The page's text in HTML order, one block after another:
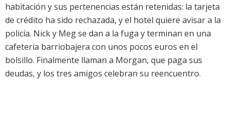
habitación y sus pertenencias están retenidas: la tarjeta
de crédito ha sido rechazada, y el hotel quiere avisar a la
policía. Nick y Meg se dan a la fuga y terminan en una
cafetería barriobajera con unos pocos euros en el
bolsillo. Finalmente llaman a Morgan, que paga sus
deudas, y los tres amigos celebran su reencuentro.